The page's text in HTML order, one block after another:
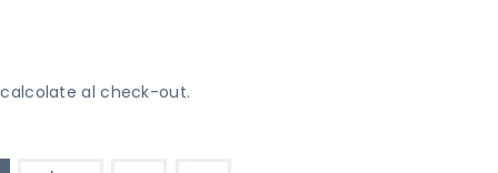
calcolate al check-out.